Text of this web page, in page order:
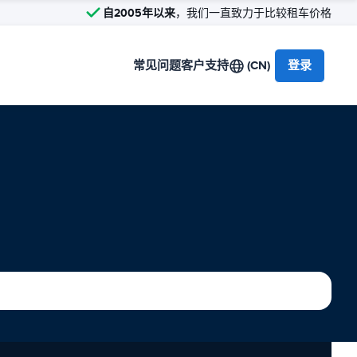
自2005年以来，我们一直致力于比较租车价格
常见问题客户支持 (CN) 登录